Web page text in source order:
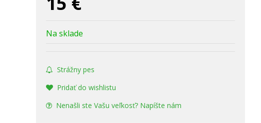
Na sklade
Strážny pes
Pridať do wishlistu
Nenašli ste Vašu veľkosť? Napíšte nám